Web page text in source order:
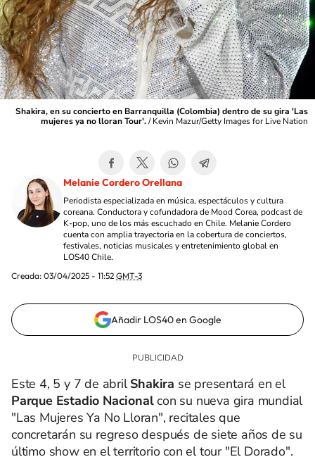
Shakira, en su concierto en Barranquilla (Colombia) dentro de su gira 'Las
mujeres ya no lloran Tour'./Kevin Mazur/Getty Images for Live Nation
Melanie Cordero Orellana
Periodista especializada en música, espectáculos y cultura
coreana. Conductora y cofundadora de Mood Corea, podcast de
K-pop, uno de los más escuchado en Chile. Melanie Cordero
cuenta con amplia trayectoria en la cobertura de conciertos,
festivales, noticias musicales y entretenimiento global en
LOS40 Chile.
Creada: 03/04/2025 - 11:52 GMT-3
Añadir LOS40 en Google
Este 4, 5 y 7 de abrilShakira se presentará en el
Parque Estadio Nacionalcon su nueva gira mundial
"Las Mujeres Ya No Lloran", recitales que
concretarán su regreso después de siete años de su
último show en el territorio con el tour "El Dorado".